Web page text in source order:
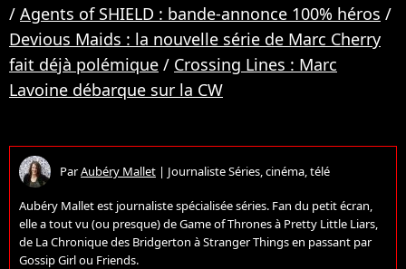
/ Agents of SHIELD : bande-annonce 100% héros /
Devious Maids : la nouvelle série de Marc Cherry
fait déjà polémique / Crossing Lines : Marc
Lavoine débarque sur la CW
ParAubéry Mallet | Journaliste Séries, cinéma, télé
Aubéry Mallet est journaliste spécialisée séries. Fan du petit écran,
elle a tout vu (ou presque) de Game of Thrones à Pretty Little Liars,
de La Chronique des Bridgerton à Stranger Things en passant par
Gossip Girl ou Friends.